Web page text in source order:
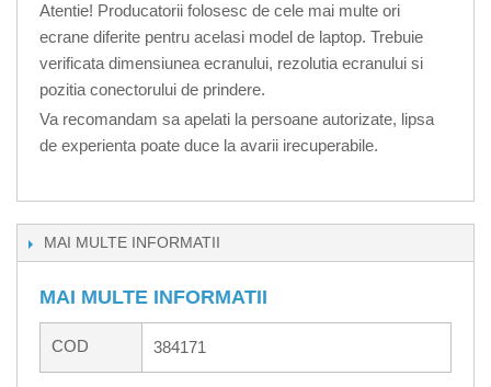
Atentie! Producatorii folosesc de cele mai multe ori
ecrane diferite pentru acelasi model de laptop. Trebuie
verificata dimensiunea ecranului, rezolutia ecranului si
pozitia conectorului de prindere.
Va recomandam sa apelati la persoane autorizate, lipsa
de experienta poate duce la avarii irecuperabile.
MAI MULTE INFORMATII
MAI MULTE INFORMATII
COD 384171